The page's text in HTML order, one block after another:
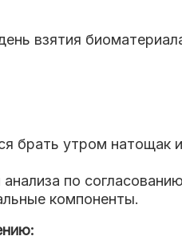
взятия
брать утром натощак
по
компоненты.